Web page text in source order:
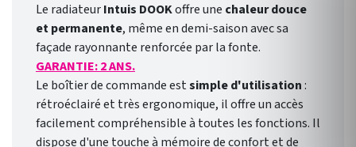
Le radiateurIntuis DOOKoffre une chaleur douce
et permanente, même en demi-saison avec sa
façade rayonnante renforcée par la fonte.
GARANTIE: 2 ANS.
Le boîtier de commande estsimple d'utilisation :
rétroéclairé et très ergonomique, il offre un accès
facilement compréhensible à toutes les fonctions. Il
dispose d'une touche à mémoire de confort et de